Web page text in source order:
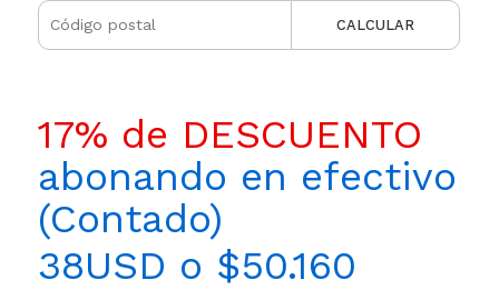
CALCULAR
17% de DESCUENTO
abonando en efectivo
(Contado)
38USD o $50.160